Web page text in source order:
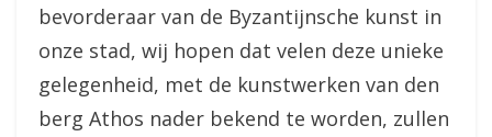
bevorderaar van de Byzantijnsche kunst in
onze stad, wij hopen dat velen deze unieke
gelegenheid, met de kunstwerken van den
berg Athos nader bekend te worden, zullen